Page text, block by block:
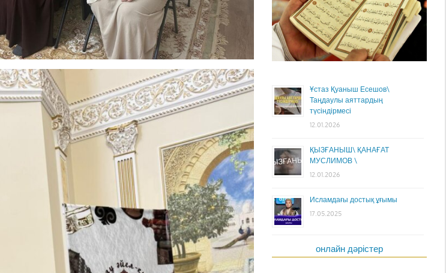
Ұстаз Қуаныш Есешов\
Таңдаулы аяттардың
түсіндірмесі
12.01.2026
ҚЫЗҒАНЫШ\ ҚАНАҒАТ
МУСЛИМОВ \
12.01.2026
Исламдағы достық ұғымы
17.05.2025
онлайн дәрістер